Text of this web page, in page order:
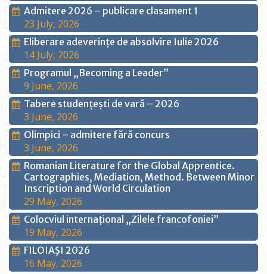
Admitere 2026 – publicare clasament 1
23 July, 2026
Eliberare adeverințe de absolvire Iulie 2026
14 July, 2026
Programul „Becoming a Leader”
9 June, 2026
Tabere studențești de vară – 2026
3 June, 2026
Olimpici – admitere fără concurs
3 June, 2026
Romanian Literature for the Global Apprentice.
Cartographies, Mediation, Method. Between Minor
Inscription and World Circulation
29 May, 2026
Colocviul internațional „Zilele francofoniei”
19 May, 2026
FILOIAŞI 2026
16 May, 2026